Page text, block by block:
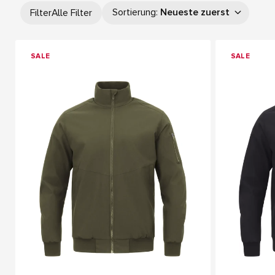
FilterAlle Filter Sortierung: Neueste zuerst
SALE SALE